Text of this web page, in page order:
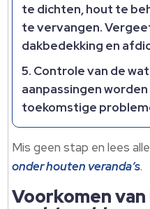
te dichten, hout te
te vervangen.
dakbedekking en
Controle van de
aanpassingen
toekomstige
Mis geen stap en lees
onder houten veranda’s.
Voorkomen